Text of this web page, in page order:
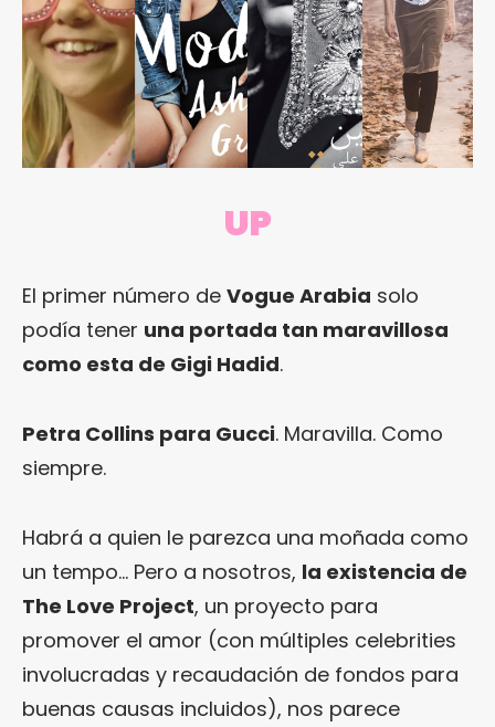
UP
El primer número de Vogue Arabia solo
podía tener una portada tan maravillosa
como esta de Gigi Hadid.
Petra Collins para Gucci. Maravilla. Como
siempre.
Habrá a quien le parezca una moñada como
un tempo… Pero a nosotros, la existencia de
The Love Project, un proyecto para
promover el amor (con múltiples celebrities
involucradas y recaudación de fondos para
buenas causas incluidos), nos parece